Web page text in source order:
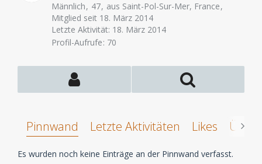
Männlich 47 aus Saint-Pol-Sur-Mer, France
Mitglied seit 18. März 2014
Letzte Aktivität: 18. März 2014
Profil-Aufrufe 70
Pinnwand Letzte Aktivitäten Likes Über
Es wurden noch keine Einträge an der Pinnwand verfasst.